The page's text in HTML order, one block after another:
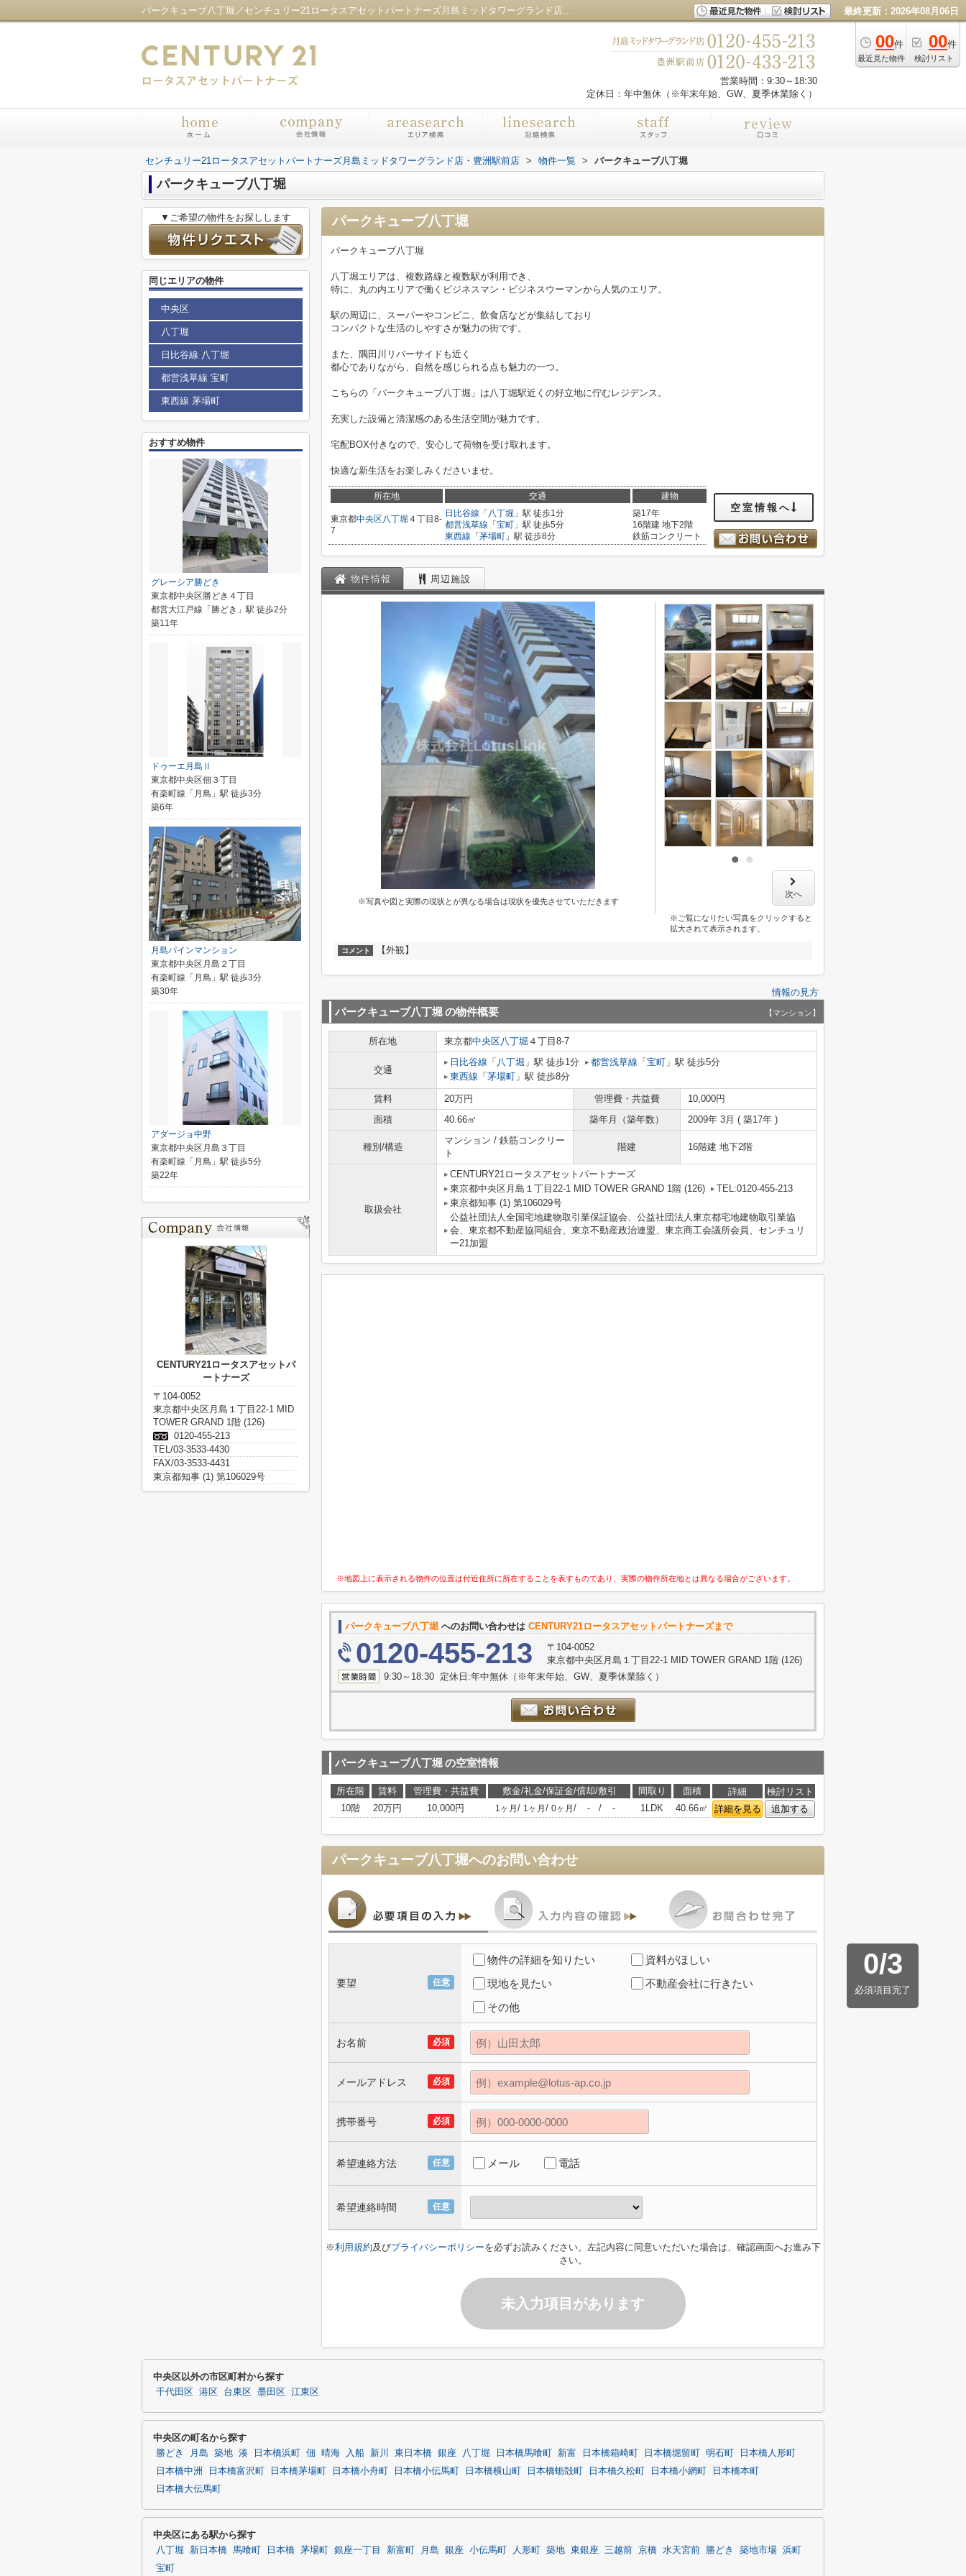
パークキューブ八丁堀／センチュリー21ロータスアセットパートナーズ月島ミッドタワーグランド店・豊洲駅前店 最終更新：2026年08月06日
00件
最近見た物件
00件
検討リスト
営業時間：9:30～18:30
定休日：年中無休（※年末年始、GW、夏季休業除く）
センチュリー21ロータスアセットパートナーズ月島ミッドタワーグランド店・豊洲駅前店 > 物件一覧 > パークキューブ八丁堀
パークキューブ八丁堀
パークキューブ八丁堀
パークキューブ八丁堀
八丁堀エリアは、複数路線と複数駅が利用でき、
特に、丸の内エリアで働くビジネスマン・ビジネスウーマンから人気のエリア。
駅の周辺に、スーパーやコンビニ、飲食店などが集結しており
コンパクトな生活のしやすさが魅力の街です。
また、隅田川リバーサイドも近く
都心でありながら、自然を感じられる点も魅力の一つ。
こちらの「パークキューブ八丁堀」は八丁堀駅近くの好立地に佇むレジデンス。
充実した設備と清潔感のある生活空間が魅力です。
宅配BOX付きなので、安心して荷物を受け取れます。
快適な新生活をお楽しみくださいませ。
所在地 交通 建物
東京都中央区八丁堀４丁目8-
7
日比谷線 「 八丁堀 」駅 徒歩1分
都営浅草線 「 宝町 」駅 徒歩5分
東西線 「 茅場町 」駅 徒歩8分
築17年
16階建 地下2階
鉄筋コンクリート
空室情報へ
物件情報 周辺施設
※写真や図と実際の現状とが異なる場合は現状を優先させていただきます
次へ
※ご覧になりたい写真をクリックすると
拡大されて表示されます。
コメント 【外観】
情報の見方
パークキューブ八丁堀の物件概要 【マンション】
所在地 東京都中央区八丁堀 ４丁目8-7
交通
日比谷線 「 八丁堀 」駅 徒歩1分 都営浅草線 「 宝町 」駅 徒歩5分
東西線 「 茅場町 」駅 徒歩8分
賃料 20万円 管理費・共益費
10,000円
面積
40.66㎡ 築年月（築年数） 2009年 3月 ( 築17年 )
種別/構造
マンション / 鉄筋コンクリー
ト
階建 16階建 地下2階
取扱会社
CENTURY21ロータスアセットパートナーズ
東京都中央区月島１丁目22-1 MID TOWER GRAND 1階 (126)
TEL:0120-455-213
東京都知事 (1) 第106029号
公益社団法人全国宅地建物取引業保証協会、公益社団法人東京都宅地建物取引業協
会、東京都不動産協同組合、東京不動産政治連盟、東京商工会議所会員、センチュリ
ー21加盟
※地図上に表示される物件の位置は付近住所に所在することを表すものであり、実際の物件所在地とは異なる場合がございます。
パークキューブ八丁堀 へのお問い合わせは CENTURY21ロータスアセットパートナーズまで
0120-455-213
〒104-0052
東京都中央区月島１丁目22-1 MID TOWER GRAND 1階 (126)
9:30～18:30 定休日:年中無休（※年末年始、GW、夏季休業除く）
パークキューブ八丁堀の空室情報
所在階 賃料 管理費・共益費 敷金/礼金/保証金/償却/敷引 間取り 面積 詳細
検討リスト
10階
20万円 10,000円 1ヶ月 / 1ヶ月 / 0ヶ月 / - / - 1LDK 40.66㎡ 詳細を見る 追加する
パークキューブ八丁堀へのお問い合わせ
0/3
必須項目完了
任意
要望
物件の詳細を知りたい
資料がほしい
現地を見たい
不動産会社に行きたい
その他
必須
お名前
必須
メールアドレス
必須
携帯番号
任意
希望連絡方法 メール 電話
任意
希望連絡時間
※利用規約及びプライバシーポリシーを必ずお読みください。左記内容に同意いただいた場合は、確認画面へお進み下
さい。
未入力項目があります
▼ご希望の物件をお探しします
同じエリアの物件
中央区
八丁堀
日比谷線 八丁堀
都営浅草線 宝町
東西線 茅場町
おすすめ物件
グレーシア勝どき
東京都中央区勝どき４丁目
都営大江戸線「勝どき」駅 徒歩2分
築11年
ドゥーエ月島Ⅱ
東京都中央区佃３丁目
有楽町線「月島」駅 徒歩3分
築6年
月島パインマンション
東京都中央区月島２丁目
有楽町線「月島」駅 徒歩3分
築30年
アダージョ中野
東京都中央区月島３丁目
有楽町線「月島」駅 徒歩5分
築22年
CENTURY21ロータスアセットパ
ートナーズ
〒104-0052
東京都中央区月島１丁目22-1 MID
TOWER GRAND 1階 (126)
0120-455-213
TEL/03-3533-4430
FAX/03-3533-4431
東京都知事 (1) 第106029号
中央区以外の市区町村から探す
千代田区 港区 台東区 墨田区 江東区
中央区の町名から探す
勝どき 月島 築地 湊 日本橋浜町 佃 晴海 入船 新川 東日本橋 銀座 八丁堀 日本橋馬喰町 新富 日本橋箱崎町 日本橋堀留町 明石町
日本橋人形町
日本橋中洲
日本橋富沢町 日本橋茅場町 日本橋小舟町 日本橋小伝馬町 日本橋横山町 日本橋蛎殻町 日本橋久松町 日本橋小網町
日本橋本町
日本橋大伝馬町
中央区にある駅から探す
八丁堀 新日本橋 馬喰町 日本橋 茅場町 銀座一丁目 新富町 月島 銀座 小伝馬町 人形町 築地 東銀座 三越前 京橋 水天宮前 勝どき 築地市場 浜町
宝町